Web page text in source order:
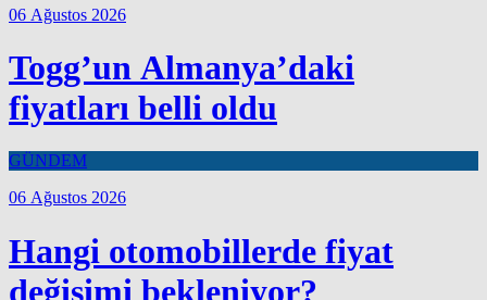
06 Ağustos 2026
Togg’un Almanya’daki
fiyatları belli oldu
GÜNDEM
06 Ağustos 2026
Hangi otomobillerde fiyat
değişimi bekleniyor?